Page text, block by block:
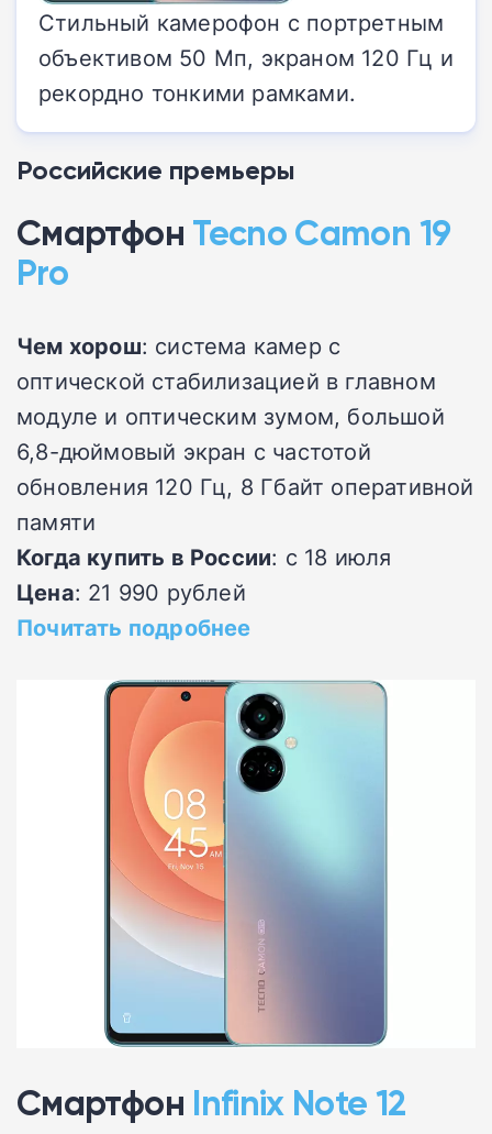
Стильный камерофон с портретным
объективом 50 Мп, экраном 120 Гц и
рекордно тонкими рамками.
Российские премьеры
Смартфон Tecno Camon 19
Pro
Чем хорош: система камер с
оптической стабилизацией в главном
модуле и оптическим зумом, большой
6,8-дюймовый экран с частотой
обновления 120 Гц, 8 Гбайт оперативной
памяти
Когда купить в России: с 18 июля
Цена: 21 990 рублей
Почитать подробнее
Смартфон Infinix Note 12